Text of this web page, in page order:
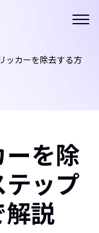
ッカーを除去する方
を除
ップ
説